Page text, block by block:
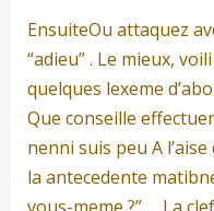
EnsuiteOu attaquez
“adieu” . Le mieux,
quelques lexeme
Que conseille
nenni suis peu A
la antecedente